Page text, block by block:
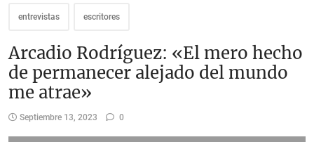
entrevistas escritores
Arcadio Rodríguez: «El mero hecho
de permanecer alejado del mundo
me atrae»
Septiembre 13, 2023 0